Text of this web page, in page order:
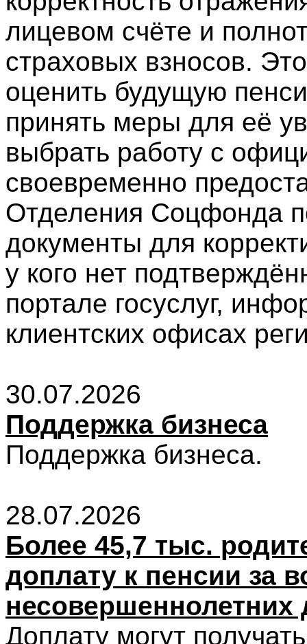
лицевом счёте и
страховых взносов.
оценить будущую
принять меры для её
выбрать работу с
своевременно
Отделения Соцфонда
документы для
у кого нет
портале госуслуг,
клиентских офисах
30.07.2026
Поддержка бизнеса
Поддержка бизнеса.
28.07.2026
Более 45,7 тыс.
доплату к пенсии за
несовершеннолетних
Доплату могут